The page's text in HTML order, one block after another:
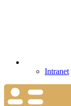
Intranet